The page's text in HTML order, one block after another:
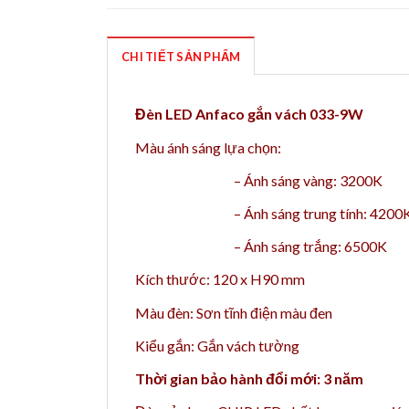
CHI TIẾT SẢN PHẨM
Đèn LED Anfaco gắn vách 033-9W
Màu ánh sáng lựa chọn:
– Ánh sáng vàng: 3200K
– Ánh sáng trung tính:
– Ánh sáng trắng: 6500K
Kích thước: 120 x H90 mm
Màu đèn: Sơn tĩnh điện màu đen
Kiểu gắn: Gắn vách tường
Thời gian bảo hành đổi mới: 3 năm